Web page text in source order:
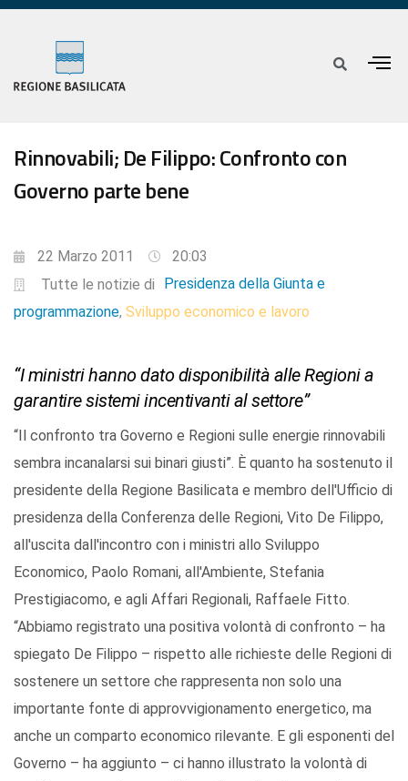
Rinnovabili; De Filippo: Confronto con
Governo parte bene
22 Marzo 2011
20:03
Tutte le notizie di
Presidenza della Giunta e
programmazione, Sviluppo economico e lavoro
“I ministri hanno dato disponibilità alle Regioni a
garantire sistemi incentivanti al settore”
“Il confronto tra Governo e Regioni sulle energie rinnovabili
sembra incanalarsi sui binari giusti”. È quanto ha sostenuto il
presidente della Regione Basilicata e membro dell'Ufficio di
presidenza della Conferenza delle Regioni, Vito De Filippo,
all'uscita dall'incontro con i ministri allo Sviluppo
Economico, Paolo Romani, all'Ambiente, Stefania
Prestigiacomo, e agli Affari Regionali, Raffaele Fitto.
“Abbiamo registrato una positiva volontà di confronto – ha
spiegato De Filippo – rispetto alle richieste delle Regioni di
sostenere un settore che rappresenta non solo una
importante fonte di approvvigionamento energetico, ma
anche un comparto economico rilevante. E gli esponenti del
Governo – ha aggiunto – ci hanno illustrato la volontà di